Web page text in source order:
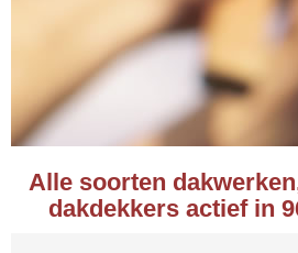
Alle soorten
dakdekkers actief in